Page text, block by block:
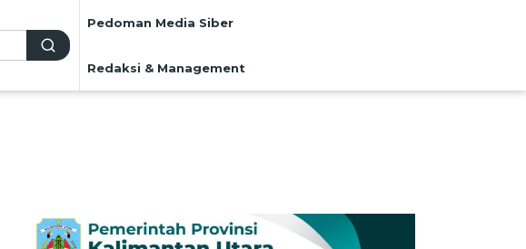
Pedoman Media Siber
Redaksi & Management